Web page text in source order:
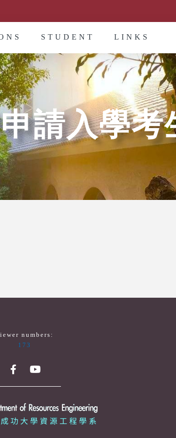
STUDENT LINKS
請入學考
numbers:
173